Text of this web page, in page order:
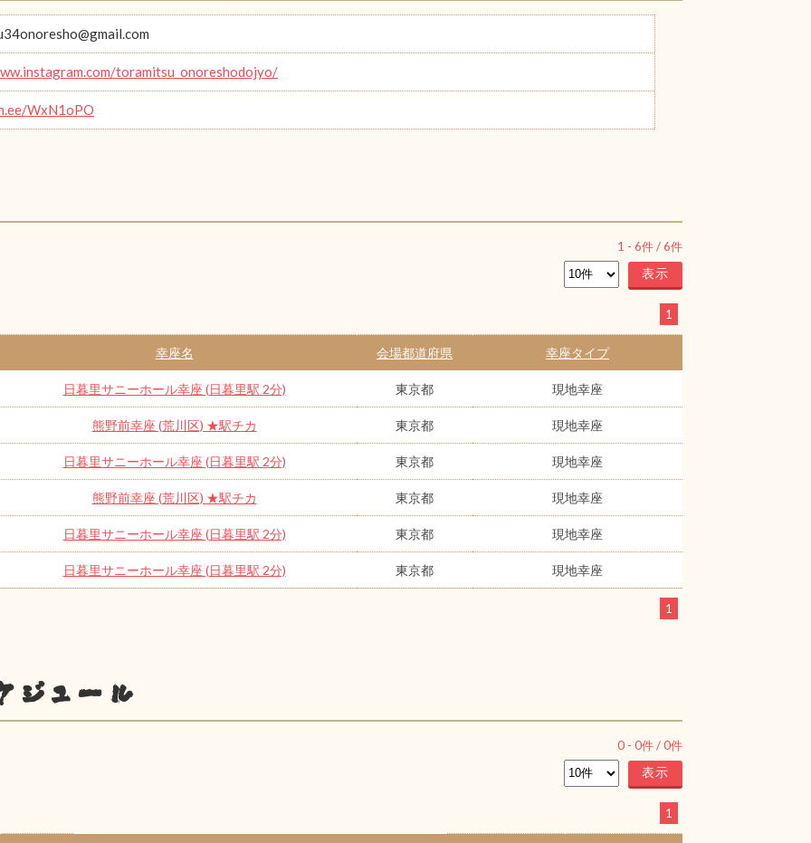
toramitsu_onoreshodojyo/
WxN1oPO
1 - 6件 /6件
1
幸座名 会場都道府県 幸座タイプ
日暮里サニーホール幸座 (日暮里駅 2分) 東京都 現地幸座
熊野前幸座 (荒川区) ★駅チカ 東京都 現地幸座
日暮里サニーホール幸座 (日暮里駅 2分) 東京都 現地幸座
熊野前幸座 (荒川区) ★駅チカ 東京都 現地幸座
日暮里サニーホール幸座 (日暮里駅 2分) 東京都 現地幸座
日暮里サニーホール幸座 (日暮里駅 2分) 東京都 現地幸座
1
ジュール
0 - 0件 /0件
1